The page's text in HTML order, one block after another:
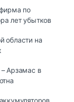
по
лет убытков
области на
Арзамас в